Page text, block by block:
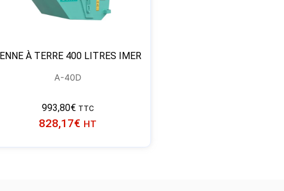
À TERRE 400 LITRES IMER
A-40D
993,80€ TTC
828,17€ HT